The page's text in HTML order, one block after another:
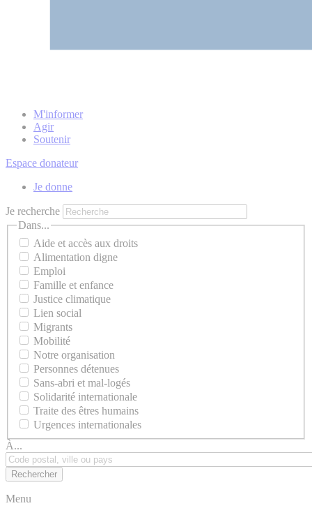
M'informer
Agir
Soutenir
Espace donateur
Je donne
Je recherche
Dans...
Aide et accès aux droits
Alimentation digne
Emploi
Famille et enfance
Justice climatique
Lien social
Migrants
Mobilité
Notre organisation
Personnes détenues
Sans-abri et mal-logés
Solidarité internationale
Traite des êtres humains
Urgences internationales
À...
Menu